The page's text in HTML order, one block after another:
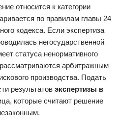
относится к категории
по правилам главы 24
кодекса. Если экспертиза
негосударственной
статуса ненормативного
арбитражным
производства. Подать
результатов экспертизы в
которые считают решение